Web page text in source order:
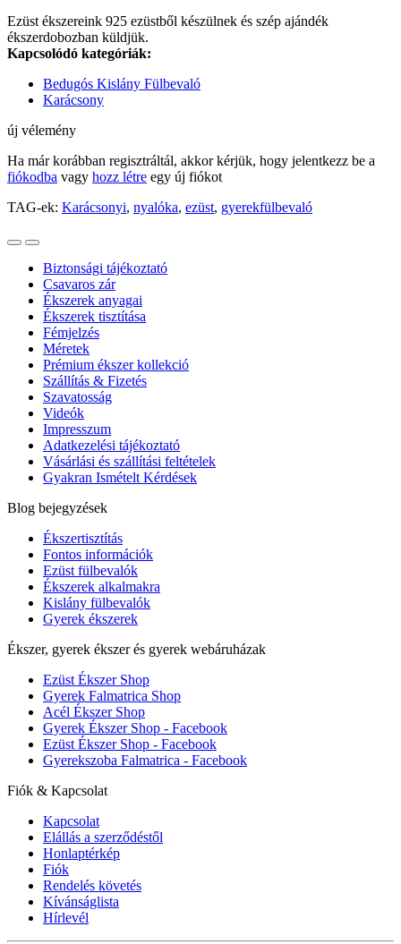
Ezüst ékszereink 925 ezüstből készülnek és szép ajándék
ékszerdobozban küldjük.
Kapcsolódó kategóriák:
Bedugós Kislány Fülbevaló
Karácsony
új vélemény
Ha már korábban regisztráltál, akkor kérjük, hogy jelentkezz be a
fiókodba vagy hozz létre egy új fiókot
TAG-ek: Karácsonyi, nyalóka, ezüst, gyerekfülbevaló
Biztonsági tájékoztató
Csavaros zár
Ékszerek anyagai
Ékszerek tisztítása
Fémjelzés
Méretek
Prémium ékszer kollekció
Szállítás & Fizetés
Szavatosság
Videók
Impresszum
Adatkezelési tájékoztató
Vásárlási és szállítási feltételek
Gyakran Ismételt Kérdések
Blog bejegyzések
Ékszertisztítás
Fontos információk
Ezüst fülbevalók
Ékszerek alkalmakra
Kislány fülbevalók
Gyerek ékszerek
Ékszer, gyerek ékszer és gyerek webáruházak
Ezüst Ékszer Shop
Gyerek Falmatrica Shop
Acél Ékszer Shop
Gyerek Ékszer Shop - Facebook
Ezüst Ékszer Shop - Facebook
Gyerekszoba Falmatrica - Facebook
Fiók & Kapcsolat
Kapcsolat
Elállás a szerződéstől
Honlaptérkép
Fiók
Rendelés követés
Kívánságlista
Hírlevél